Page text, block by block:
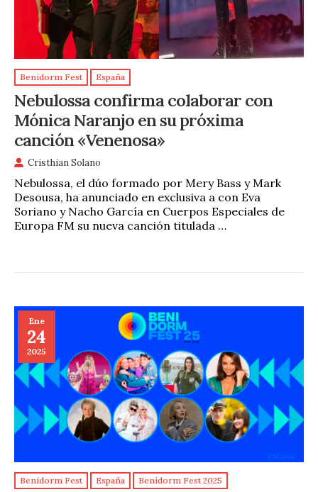
Benidorm Fest España
Nebulossa confirma colaborar con
Mónica Naranjo en su próxima
canción «Venenosa»
Cristhian Solano
Nebulossa, el dúo formado por Mery Bass y Mark
Desousa, ha anunciado en exclusiva a con Eva
Soriano y Nacho García en Cuerpos Especiales de
Europa FM su nueva canción titulada …
Ene
24
2025
Benidorm Fest España Benidorm Fest 2025